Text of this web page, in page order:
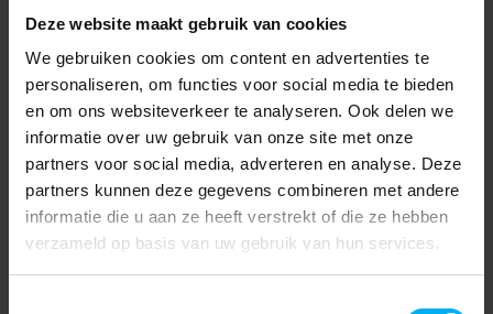
Deze website maakt gebruik van cookies
We gebruiken cookies om content en advertenties te
personaliseren, om functies voor social media te bieden
en om ons websiteverkeer te analyseren. Ook delen we
informatie over uw gebruik van onze site met onze
partners voor social media, adverteren en analyse. Deze
partners kunnen deze gegevens combineren met andere
informatie die u aan ze heeft verstrekt of die ze hebben
verzameld op basis van uw gebruik van hun services.